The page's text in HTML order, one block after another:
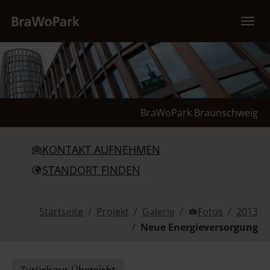
BraWoPark Braunschweig
KONTAKT AUFNEHMEN
STANDORT FINDEN
Startseite Projekt Galerie Fotos
2013
Neue Energieversorgung